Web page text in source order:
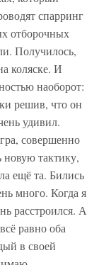
спарринг
отборочных
Получилось,
коляске. И
наоборот:
решив, что он
удивил.
совершенно
тактику,
ещё та. Бились
много. Когда я
расстроился. А
равно оба
в своей